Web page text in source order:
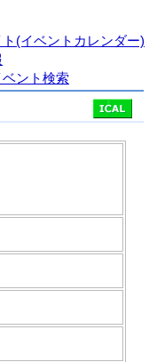
(イベントカレンダー)
ント検索